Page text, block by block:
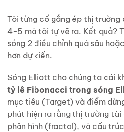
Tôi từng cố gắng ép thị
4-5 mà tôi tự vẽ ra. Kết quả?
sóng 2 điều chỉnh quá sâu
hơn dự kiến.
Sóng Elliott cho chúng ta cái
tỷ lệ Fibonacci trong sóng
mục tiêu (Target) và điểm
phát hiện ra rằng thị trường
phân hình (fractal), và cấu